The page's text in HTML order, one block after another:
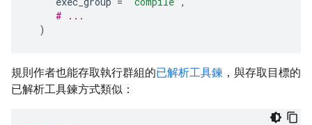
# ...
)
規則作者也能存取執行群組的已解析工具鍊 ，與存取目標的
已解析工具鍊方式類似：